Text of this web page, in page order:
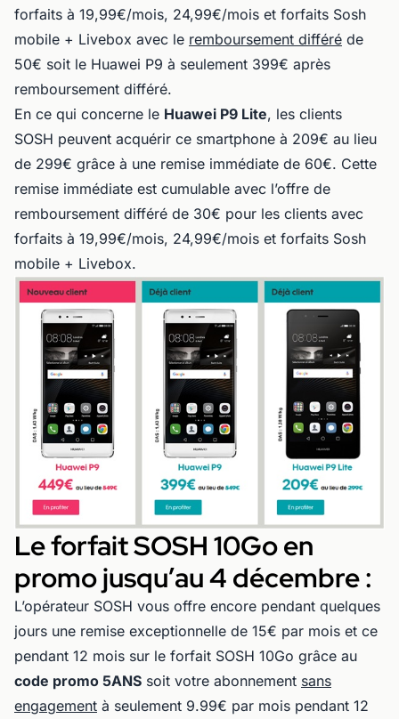
forfaits à 19,99€/mois, 24,99€/mois et forfaits Sosh
mobile + Livebox avec le remboursement différé de
50€ soit le Huawei P9 à seulement 399€ après
remboursement différé.
En ce qui concerne le Huawei P9 Lite, les clients
SOSH peuvent acquérir ce smartphone à 209€ au lieu
de 299€ grâce à une remise immédiate de 60€. Cette
remise immédiate est cumulable avec l’offre de
remboursement différé de 30€ pour les clients avec
forfaits à 19,99€/mois, 24,99€/mois et forfaits Sosh
mobile + Livebox.
Le forfait SOSH 10Go en
promo jusqu’au 4 décembre :
L’opérateur SOSH vous offre encore pendant quelques
jours une remise exceptionnelle de 15€ par mois et ce
pendant 12 mois sur le forfait SOSH 10Go grâce au
code promo 5ANS soit votre abonnement sans
engagement à seulement 9.99€ par mois pendant 12